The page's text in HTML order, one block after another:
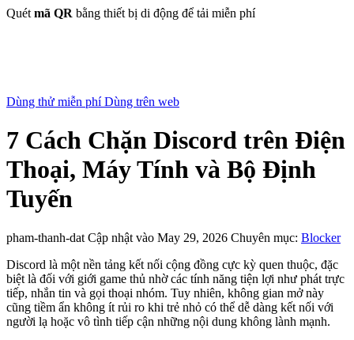
Quét mã QR bằng thiết bị di động để tải miễn phí
Dùng thử miễn phíDùng trên web
7 Cách Chặn Discord trên Điện
Thoại, Máy Tính và Bộ Định
Tuyến
pham-thanh-dat Cập nhật vào May 29, 2026 Chuyên mục: Blocker
Discord là một nền tảng kết nối cộng đồng cực kỳ quen thuộc, đặc
biệt là đối với giới game thủ nhờ các tính năng tiện lợi như phát trực
tiếp, nhắn tin và gọi thoại nhóm. Tuy nhiên, không gian mở này
cũng tiềm ẩn không ít rủi ro khi trẻ nhỏ có thể dễ dàng kết nối với
người lạ hoặc vô tình tiếp cận những nội dung không lành mạnh.